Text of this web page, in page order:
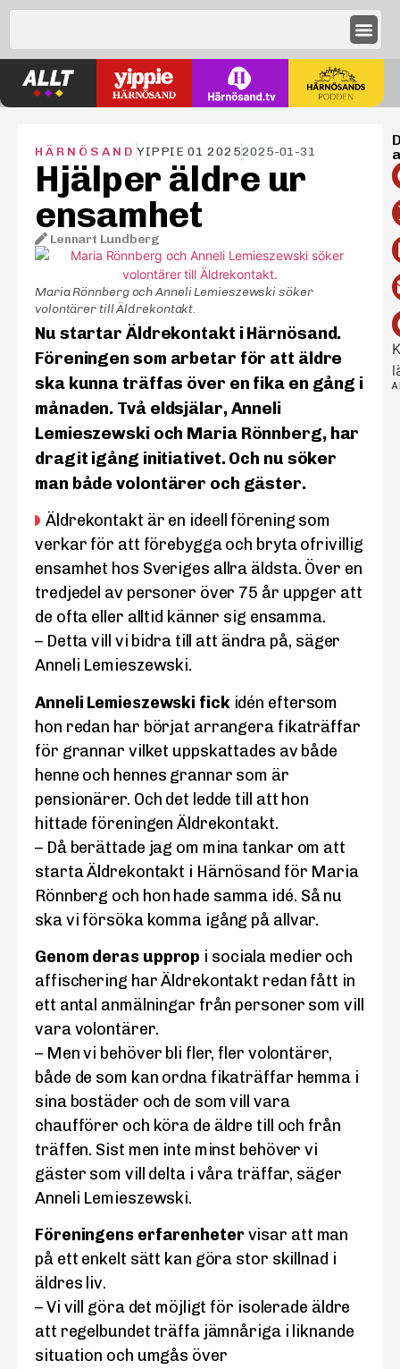
HÄRNÖSAND YIPPIE 01 20252025-01-31
Hjälper äldre ur
ensamhet
Lennart Lundberg
Maria Rönnberg och Anneli Lemieszewski söker
volontärer till Äldrekontakt.
Nu startar Äldrekontakt i Härnösand.
Föreningen som arbetar för att äldre
ska kunna träffas över en fika en gång i
månaden. Två eldsjälar, Anneli
Lemieszewski och Maria Rönnberg, har
dragit igång initiativet. Och nu söker
man både volontärer och gäster.
Äldrekontakt är en ideell förening som
verkar för att förebygga och bryta ofrivillig
ensamhet hos Sveriges allra äldsta. Över en
tredjedel av personer över 75 år uppger att
de ofta eller alltid känner sig ensamma.
– Detta vill vi bidra till att ändra på, säger
Anneli Lemieszewski.
Anneli Lemieszewski fickidén eftersom
hon redan har börjat arrangera fikaträffar
för grannar vilket uppskattades av både
henne och hennes grannar som är
pensionärer. Och det ledde till att hon
hittade föreningen Äldrekontakt.
– Då berättade jag om mina tankar om att
starta Äldrekontakt i Härnösand för Maria
Rönnberg och hon hade samma idé. Så nu
ska vi försöka komma igång på allvar.
Genom deras upprop i sociala medier och
affischering har Äldrekontakt redan fått in
ett antal anmälningar från personer som vill
vara volontärer.
– Men vi behöver bli fler, fler volontärer,
både de som kan ordna fikaträffar hemma i
sina bostäder och de som vill vara
chaufförer och köra de äldre till och från
träffen. Sist men inte minst behöver vi
gäster som vill delta i våra träffar, säger
Anneli Lemieszewski.
Föreningens erfarenhetervisar att man
på ett enkelt sätt kan göra stor skillnad i
äldres liv.
– Vi vill göra det möjligt för isolerade äldre
att regelbundet träffa jämnåriga i liknande
situation och umgås över